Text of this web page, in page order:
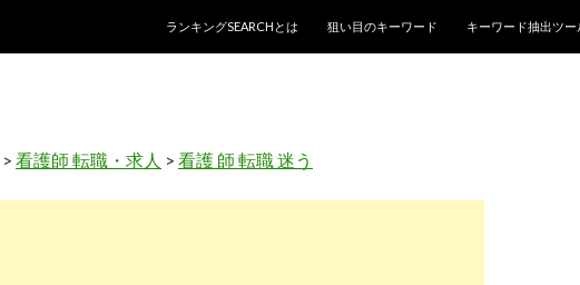
ランキングSEARCHとは
狙い目のキーワード キーワード抽出ツー
> 看護師 転職・求人 > 看護 師 転職 迷う